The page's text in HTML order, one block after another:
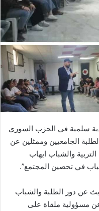
سلمية في الحزب السوري
الجامعيين وممثلين عن
والشباب ايهاب
في تحصين المجتمع”.
عن دور الطلبة والشباب
مسؤولية ملقاة على